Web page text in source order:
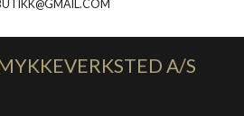
A/S